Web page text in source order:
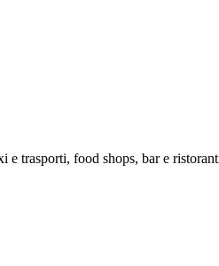
trasporti, food shops, bar e